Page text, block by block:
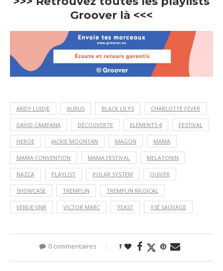
Groover là <<<
ANDY LUIDJE AURUS BLACK LILYS CHARLOTTE FEVER
DAVID CAMPANA DÉCOUVERTE ELEMENTS 4 FESTIVAL
HEROE JACKIE MOONTAN MAGON MAMA
MAMA CONVENTION MAMA FESTIVAL MELATONIN
NAZCA PLAYLIST POLAR SYSTEM QUIVER
SHOWCASE TREMPLIN TREMPLIN MUSICAL
VENUE VNR VICTOR MARC YEAST YSÉ SAUVAGE
0 commentaires 1